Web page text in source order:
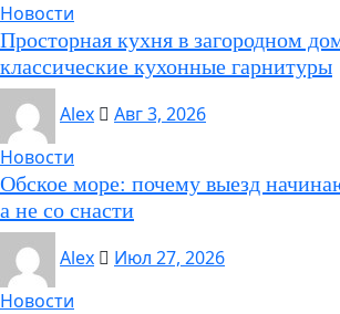
Новости
Просторная кухня в загородном
классические кухонные гарнитуры
Alex
Авг 3, 2026
Новости
Обское море: почему выезд
а не со снасти
Alex
Июл 27, 2026
Новости